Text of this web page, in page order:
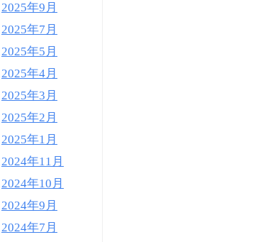
2025年9月
2025年7月
2025年5月
2025年4月
2025年3月
2025年2月
2025年1月
2024年11月
2024年10月
2024年9月
2024年7月